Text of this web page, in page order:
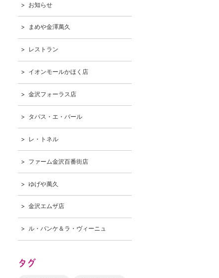
お知らせ
まめや金澤萬久
レストラン
イオンモールかほく店
金沢フォーラス店
タパス・エ・バール
レ・トネル
ファーム金沢百番街店
ゆげや萬久
金沢エムザ店
ル・バンケ＆ラ・ヴィーニュ
タグ